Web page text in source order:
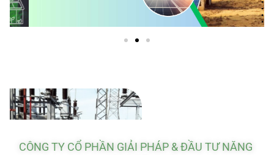
CÔNG TY CỔ PHẦN GIẢI PHÁP & ĐẦU TƯ NĂNG